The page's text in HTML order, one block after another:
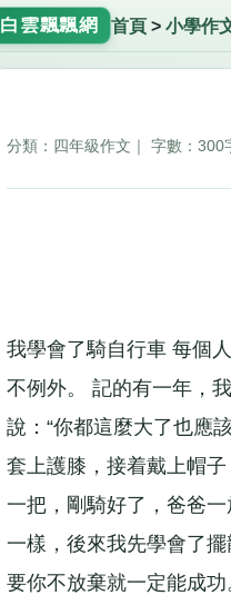
白雲飄飄網 首頁> 小學作
分類：四年級作文｜ 字數：300
我學會了騎自行車 每個
不例外。 記的有一年，
說：“你都這麼大了也應
套上護膝，接着戴上帽
一把，剛騎好了，爸爸
一樣，後來我先學會了
要你不放棄就一定能成功